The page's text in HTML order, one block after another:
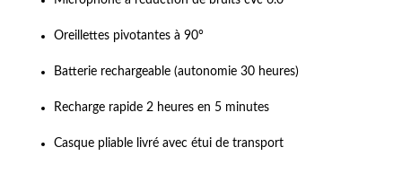
Oreillettes pivotantes à 90°
Batterie rechargeable (autonomie 30 heures)
Recharge rapide 2 heures en 5 minutes
Casque pliable livré avec étui de transport